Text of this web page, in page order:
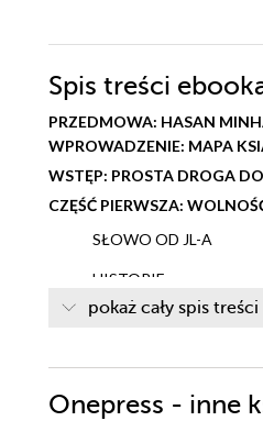
Spis treści
PRZEDMOWA: HASAN
WPROWADZENIE: MAPA
WSTĘP: PROSTA DROGA
CZĘŚĆ PIERWSZA:
SŁOWO OD JL-A
HISTORIE
CZĘŚĆ DRUGA: DŁUG
pokaż cały spis treści
Onepress - inne